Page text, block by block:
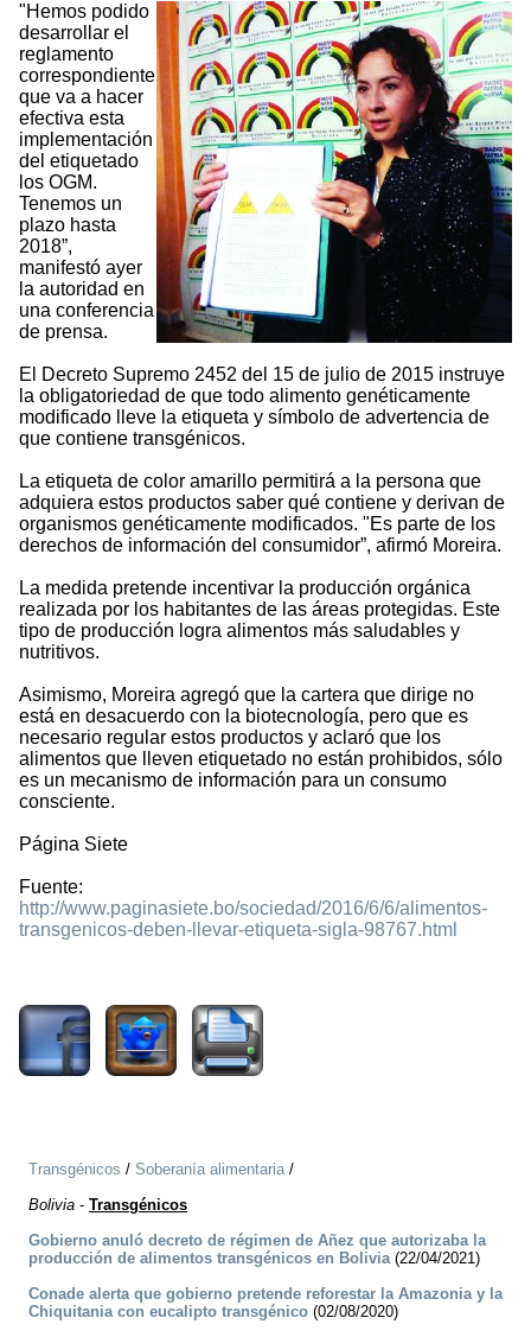
"Hemos podido
desarrollar el
reglamento
correspondiente
que va a hacer
efectiva esta
implementación
del etiquetado
los OGM.
Tenemos un
plazo hasta
2018”,
manifestó ayer
la autoridad en
una conferencia
de prensa.
El Decreto Supremo 2452 del 15 de julio de 2015 instruye
la obligatoriedad de que todo alimento genéticamente
modificado lleve la etiqueta y símbolo de advertencia de
que contiene transgénicos.
La etiqueta de color amarillo permitirá a la persona que
adquiera estos productos saber qué contiene y derivan de
organismos genéticamente modificados. "Es parte de los
derechos de información del consumidor”, afirmó Moreira.
La medida pretende incentivar la producción orgánica
realizada por los habitantes de las áreas protegidas. Este
tipo de producción logra alimentos más saludables y
nutritivos.
Asimismo, Moreira agregó que la cartera que dirige no
está en desacuerdo con la biotecnología, pero que es
necesario regular estos productos y aclaró que los
alimentos que lleven etiquetado no están prohibidos, sólo
es un mecanismo de información para un consumo
consciente.
Página Siete
Fuente:
http://www.paginasiete.bo/sociedad/2016/6/6/alimentos-
transgenicos-deben-llevar-etiqueta-sigla-98767.html
Transgénicos / Soberanía alimentaria/
Bolivia - Transgénicos
Gobierno anuló decreto de régimen de Añez que autorizaba la
producción de alimentos transgénicos en Bolivia(22/04/2021)
Conade alerta que gobierno pretende reforestar la Amazonia y la
Chiquitania con eucalipto transgénico (02/08/2020)